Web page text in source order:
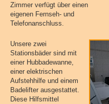
Zimmer verfügt über einen
eigenen Fernseh- und
Telefonanschluss.
Unsere zwei
Stationsbäder sind mit
einer Hubbadewanne,
einer elektrischen
Aufstehhilfe und einem
Badelifter ausgestattet.
Diese Hilfsmittel